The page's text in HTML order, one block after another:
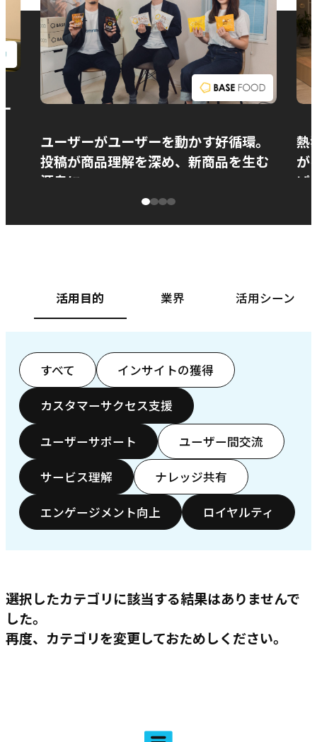
ユーザーがユーザーを動かす好循環。
投稿が商品理解を深め、新商品を生む
源泉に
熱
が
ぱ
活用目的 業界 活用シーン
すべて インサイトの獲得
カスタマーサクセス支援
ユーザーサポート ユーザー間交流
サービス理解 ナレッジ共有
エンゲージメント向上 ロイヤルティ
選択したカテゴリに該当する結果はありませんで
した。
再度、カテゴリを変更しておためしください。